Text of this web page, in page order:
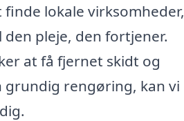
lokale virksomheder,
pleje, den fortjener.
at få fjernet skidt og
grundig rengøring, kan vi